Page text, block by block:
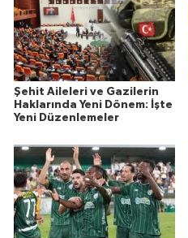
Şehit Aileleri ve Gazilerin
Haklarında Yeni Dönem: İşte
Yeni Düzenlemeler